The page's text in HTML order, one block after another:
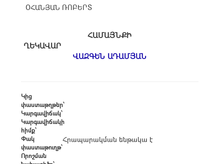
ՕՀԱՆՅԱՆ ՌՈԲԵՐՏ
ՀԱՄԱՅՆՔԻ
ՂԵԿԱՎԱՐ
ՎԱԶԳԵՆ ԱԴԱՄՅԱՆ
Կից
փաստաթղթեր՝
Կարգավիճակ՝
Կարգավիճակի
հիմք՝
Փակ
փաստաթուղթ՝
Հրապարակման ենթակա է
Որոշման